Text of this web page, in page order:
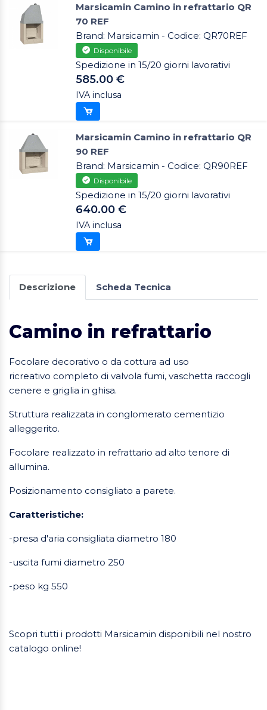
Marsicamin Camino in refrattario QR
70 REF
Brand: Marsicamin - Codice: QR70REF
Disponibile
Spedizione in 15/20 giorni lavorativi
585.00 €
IVA inclusa
Marsicamin Camino in refrattario QR
90 REF
Brand: Marsicamin - Codice: QR90REF
Disponibile
Spedizione in 15/20 giorni lavorativi
640.00 €
IVA inclusa
Descrizione Scheda Tecnica
Camino in refrattario
Focolare decorativo o da cottura ad uso
ricreativo completo di valvola fumi, vaschetta raccogli
cenere e griglia in ghisa.
Struttura realizzata in conglomerato cementizio
alleggerito.
Focolare realizzato in refrattario ad alto tenore di
allumina.
Posizionamento consigliato a parete.
Caratteristiche:
-presa d'aria consigliata diametro 180
-uscita fumi diametro 250
-peso kg 550
Scopri tutti i prodotti Marsicamin disponibili nel nostro
catalogo online!